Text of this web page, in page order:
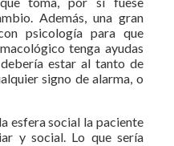
Además, una gran
psicología para que
tenga ayudas
estar al tanto de
signo de alarma, o
esfera social la paciente
y social. Lo que sería